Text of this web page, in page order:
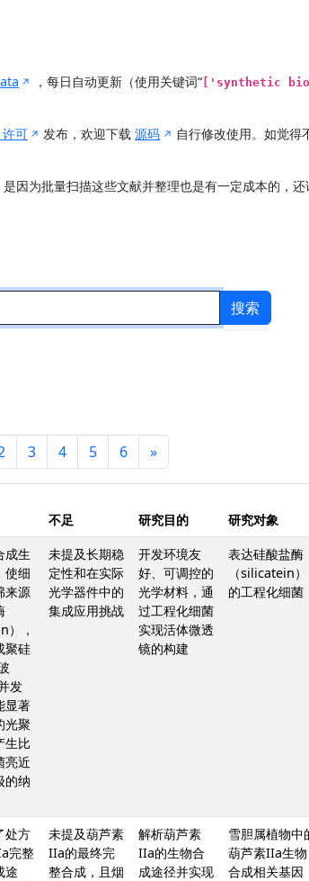
，每日自动更新（使用关键词“ ['synthetic
可 发布，欢迎下载源码 自行修改使用。如觉得
是因为批量扫描这些文献并整理也是有一定成本的，
搜索
3 4 5 6 »
不足 研究目的 研究对象
成生
使细
来源
），
聚硅
发
显著
光聚
生比
亮近
的纳
未提及长期稳
定性和在实际
光学器件中的
集成应用挑战
开发环境友
好、可调控的
光学材料，通
过工程化细菌
实现活体微透
镜的构建
表达硅酸盐酶
（silicatein）
的工程化细菌
处方
完整
途
未提及葫芦素
IIa的最终完
整合成，且烟
解析葫芦素
IIa的生物合
成途径并实现
雪胆属植物中
葫芦素IIa生物
合成相关基因